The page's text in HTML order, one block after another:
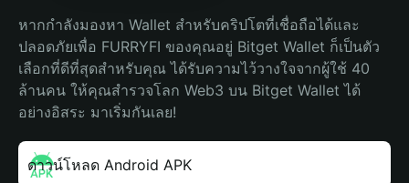
หากกำลังมองหา Wallet สำหรับคริปโตที่เชื่อถือได้และ
ปลอดภัยเพื่อ FURRYFI ของคุณอยู่ Bitget Wallet ก็เป็นตัว
เลือกที่ดีที่สุดสำหรับคุณ ได้รับความไว้วางใจจากผู้ใช้ 40
ล้านคน ให้คุณสำรวจโลก Web3 บน Bitget Wallet ได้
อย่างอิสระ มาเริ่มกันเลย!
ดาวน์โหลด Android APK